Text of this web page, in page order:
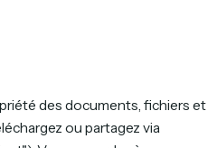
des documents, fichiers et
ou partagez via